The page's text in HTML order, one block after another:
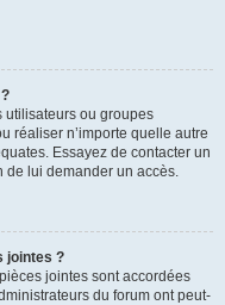
utilisateurs ou groupes
réaliser n’importe quelle autre
Essayez de contacter un
de lui demander un accès.
jointes ?
jointes sont accordées
du forum ont peut-